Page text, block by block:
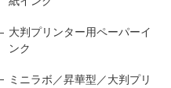
大判プリンター用ペーパーイ
ンク
ミニラボ／昇華型／大判プリ